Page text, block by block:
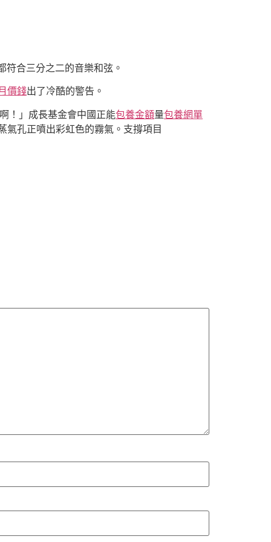
符合三分之二的音樂和弦。
價錢出了冷酷的警告。
！」成長基金會中國正能包養金額量包養網單
氣孔正噴出彩虹色的霧氣。支撐項目